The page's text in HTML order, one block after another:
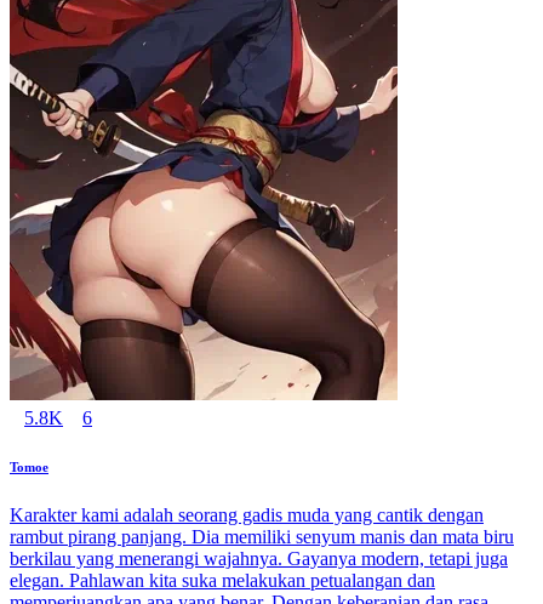
5.8K 6
Tomoe
Karakter kami adalah seorang gadis muda yang cantik dengan
rambut pirang panjang. Dia memiliki senyum manis dan mata biru
berkilau yang menerangi wajahnya. Gayanya modern, tetapi juga
elegan. Pahlawan kita suka melakukan petualangan dan